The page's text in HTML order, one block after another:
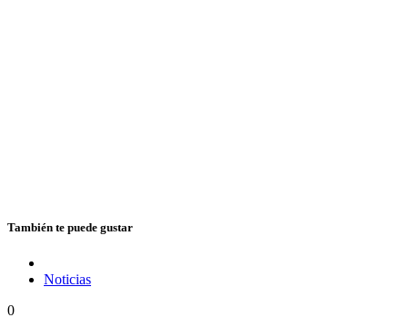
También te puede gustar
Noticias
0